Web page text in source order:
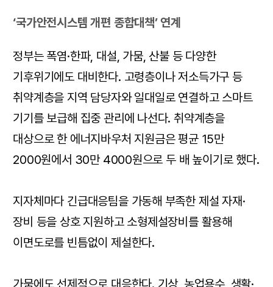
‘국가안전시스템 개편 종합대책’ 연계
정부는 폭염·한파, 대설, 가뭄, 산불 등 다양한
기후위기에도 대비한다. 고령층이나 저소득가구 등
취약계층을 지역 담당자와 일대일로 연결하고 스마트
기기를 보급해 집중 관리에 나선다. 취약계층을
대상으로 한 에너지바우처 지원금은 평균 15만
2000원에서 30만 4000원으로 두 배 높이기로 했다.
지자체마다 긴급대응팀을 가동해 부족한 제설 자재·
장비 등을 상호 지원하고 소형제설장비를 활용해
이면도로를 빈틈없이 제설한다.
가뭄에도 선제적으로 대응한다. 기상, 농업용수, 생활·